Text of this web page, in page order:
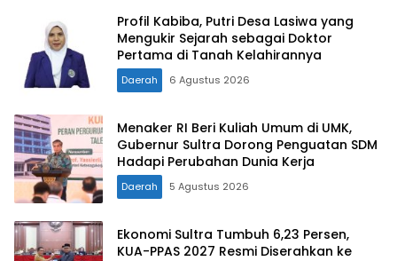
Profil Kabiba, Putri Desa Lasiwa yang
Mengukir Sejarah sebagai Doktor
Pertama di Tanah Kelahirannya
Daerah 6 Agustus 2026
Menaker RI Beri Kuliah Umum di UMK,
Gubernur Sultra Dorong Penguatan SDM
Hadapi Perubahan Dunia Kerja
Daerah 5 Agustus 2026
Ekonomi Sultra Tumbuh 6,23 Persen,
KUA-PPAS 2027 Resmi Diserahkan ke